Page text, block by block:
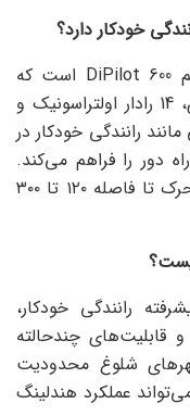
خودکار دارد؟
خودرو یانگ‌وانگ U8L مجهز به سیستم DiPilot 600 است که
شامل سه لایدار، پنج رادار موج‌میلیمتری، 14 رادار اولتراسونیک و
رانندگی خودکار در
دور را فراهم می‌کند.
همچنین دید مادون قرمز آن اجسام متحرک تا فاصله ۱۲۰ تا ۳۰۰
رانندگی خودکار،
قابلیت‌های چندحالته
شلوغ محدودیت
عملکرد هندلینگ